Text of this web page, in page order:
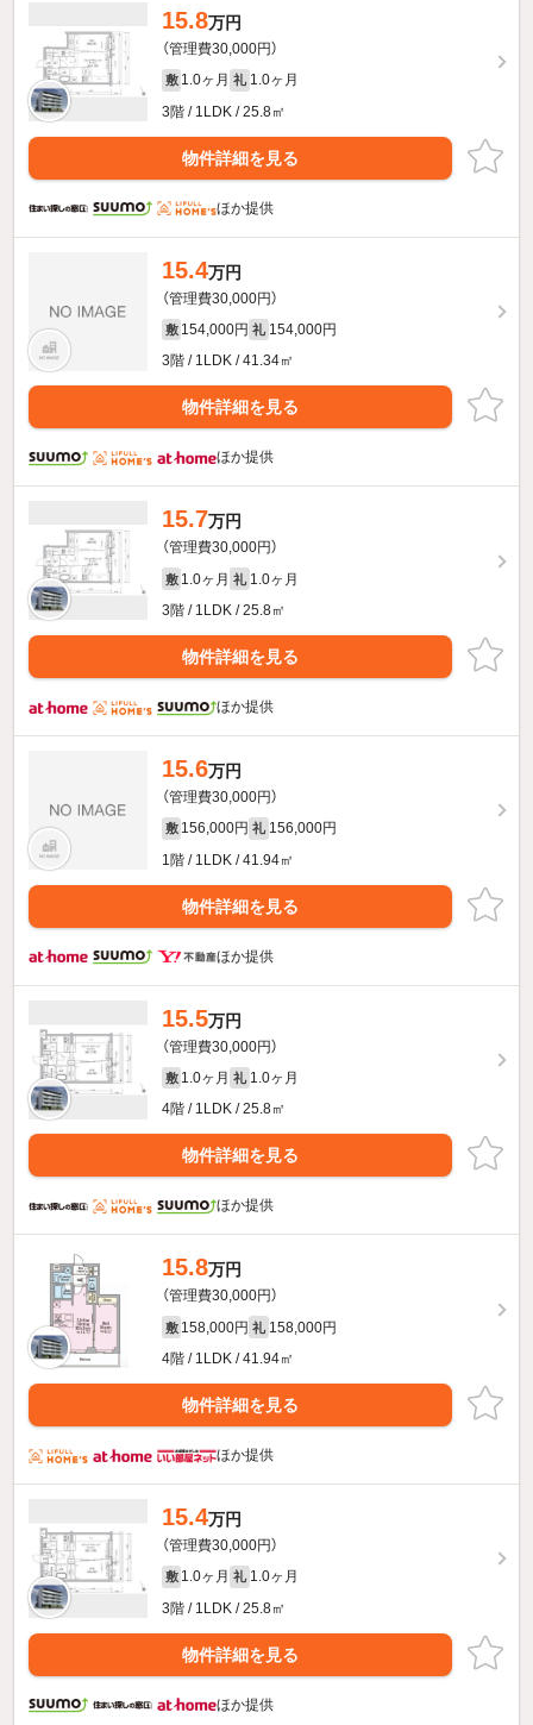
15.8万円
（管理費30,000円）
敷 1.0ヶ月 礼 1.0ヶ月
3階 / 1LDK / 25.8㎡
物件詳細を見る
ほか提供
15.4万円
（管理費30,000円）
敷 154,000円 礼 154,000円
3階 / 1LDK / 41.34㎡
物件詳細を見る
ほか提供
15.7万円
（管理費30,000円）
敷 1.0ヶ月 礼 1.0ヶ月
3階 / 1LDK / 25.8㎡
物件詳細を見る
ほか提供
15.6万円
（管理費30,000円）
敷 156,000円 礼 156,000円
1階 / 1LDK / 41.94㎡
物件詳細を見る
ほか提供
15.5万円
（管理費30,000円）
敷 1.0ヶ月 礼 1.0ヶ月
4階 / 1LDK / 25.8㎡
物件詳細を見る
ほか提供
15.8万円
（管理費30,000円）
敷 158,000円 礼 158,000円
4階 / 1LDK / 41.94㎡
物件詳細を見る
ほか提供
15.4万円
（管理費30,000円）
敷 1.0ヶ月 礼 1.0ヶ月
3階 / 1LDK / 25.8㎡
物件詳細を見る
ほか提供